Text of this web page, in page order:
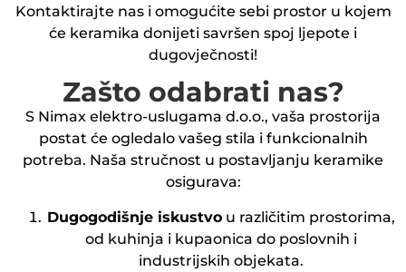
Kontaktirajte nas i omogućite sebi prostor u kojem
će keramika donijeti savršen spoj ljepote i
dugovječnosti!
Zašto odabrati nas?
S Nimax elektro-uslugama d.o.o., vaša prostorija
postat će ogledalo vašeg stila i funkcionalnih
potreba. Naša stručnost u postavljanju keramike
osigurava:
Dugogodišnje iskustvo u različitim prostorima,
od kuhinja i kupaonica do poslovnih i
industrijskih objekata.